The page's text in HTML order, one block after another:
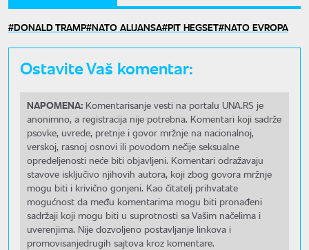
DONALD TRAMP NATO ALIJANSA PIT HEGSET NATO EVROPA
Ostavite Vaš komentar:
NAPOMENA: Komentarisanje vesti na portalu UNA.RS je
anonimno, a registracija nije potrebna. Komentari koji sadrže
psovke, uvrede, pretnje i govor mržnje na nacionalnoj,
verskoj, rasnoj osnovi ili povodom nečije seksualne
opredeljenosti neće biti objavljeni. Komentari odražavaju
stavove isključivo njihovih autora, koji zbog govora mržnje
mogu biti i krivično gonjeni. Kao čitatelj prihvatate
mogućnost da među komentarima mogu biti pronađeni
sadržaji koji mogu biti u suprotnosti sa Vašim načelima i
uverenjima. Nije dozvoljeno postavljanje linkova i
promovisanjedrugih sajtova kroz komentare.